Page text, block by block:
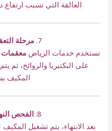
العالقة التي تسبب
7. مرحلة
تستخدم خدمات الرياض معقمات
على البكتيريا والروائح، ثم
المكيف
8. الفحص
بعد الانتهاء، يتم تشغيل